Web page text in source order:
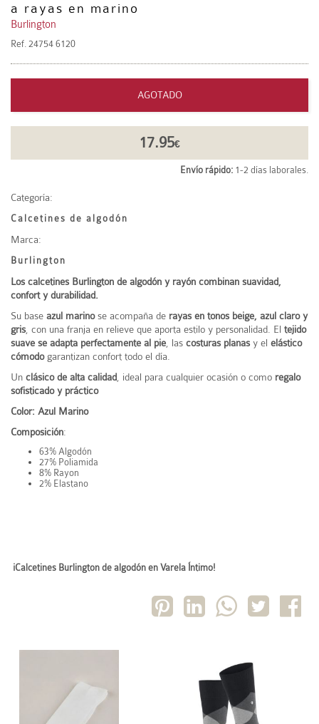
a rayas en marino
Burlington
Ref. 24754 6120
AGOTADO
17.95€
Envío rápido: 1-2 días laborales.
Categoría:
Calcetines de algodón
Marca:
Burlington
Los calcetines Burlington de algodón y rayón combinan suavidad,
confort y durabilidad.
Su base azul marinose acompaña de rayas en tonos beige, azul claro y
gris, con una franja en relieve que aporta estilo y personalidad. El tejido
suave se adapta perfectamente al pie, las costuras planas y el elástico
cómodogarantizan confort todo el día.
Un clásico de alta calidad, ideal para cualquier ocasión o como regalo
sofisticado y práctico
Color: Azul Marino
Composición:
63% Algodón
27% Poliamida
8% Rayon
2% Elastano
¡Calcetines Burlington de algodón en Varela Íntimo!